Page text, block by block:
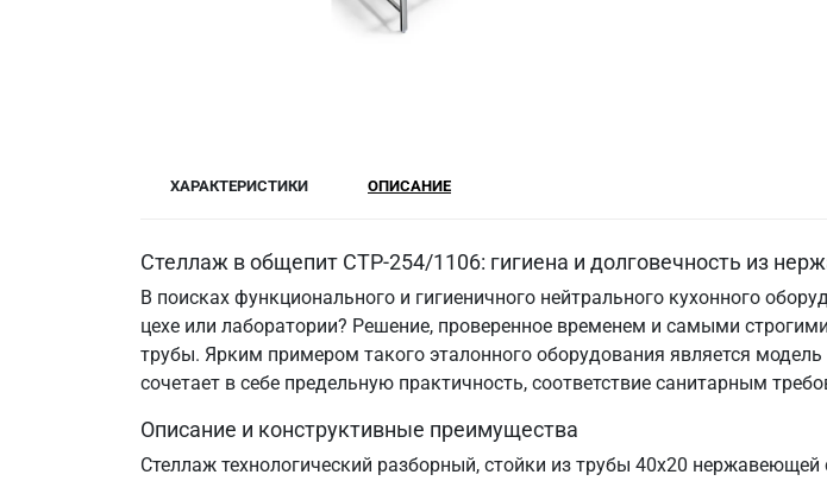
ХАРАКТЕРИСТИКИ ОПИСАНИЕ
Стеллаж в общепит СТР-254/1106: гигиена и долговечность из
В поисках функционального и гигиеничного нейтрального кухонного
цехе или лаборатории? Решение, проверенное временем и самыми
трубы. Ярким примером такого эталонного оборудования является
сочетает в себе предельную практичность, соответствие санитарным
Описание и конструктивные преимущества
Стеллаж технологический разборный, стойки из трубы 40х20